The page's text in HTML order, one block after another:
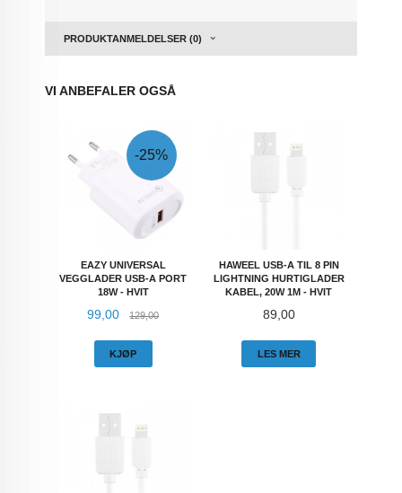
PRODUKTANMELDELSER (0)
VI ANBEFALER OGSÅ
EAZY UNIVERSAL
VEGGLADER USB-A PORT
18W - HVIT
Tilbud
99,00 129,00Rabatt
-25%
KJØP
HAWEEL USB-A TIL 8 PIN
LIGHTNING HURTIGLADER
KABEL, 20W 1M - HVIT
Pris
89,00
LES MER